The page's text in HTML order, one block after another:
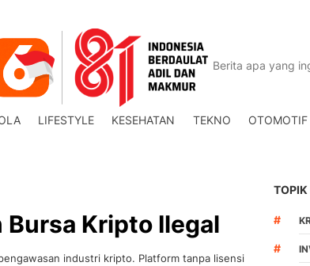
LIFESTYLE KESEHATAN TEKNO OTOMOTIF
Bursa Kripto Ilegal
industri kripto. Platform tanpa lisensi
TOPIK
#
#